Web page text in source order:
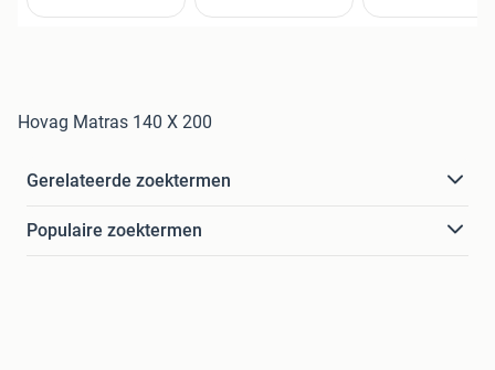
Hovag Matras 140 X 200
Gerelateerde zoektermen
Populaire zoektermen